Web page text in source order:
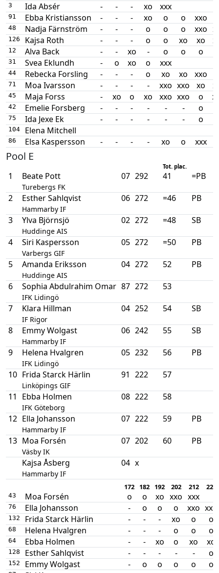
3 Ida Absér - - - xo xxx
91 Ebba Kristiansson - - - xo o o xxo
48 Nadja Färnström - - - o o o xxo
126 Kajsa Roth - - - o o xo xo
12 Alva Back - - xo - o o o
31 Svea Eklundh - o xo o xxx
44 Rebecka Forsling - - - o xo xo xxo
71 Moa Ivarsson - - - - xxo xxo xo
45 Maja Forss - xo o xo xxo xxo o
42 Emelie Forsberg - - - - - - o
75 Ida Jexe Ek - - - - - - o
104 Elena Mitchell
86 Elsa Kaspersson - - - - xo o xxx
Pool E
Tot. plac.
1 Beate Pott
Turebergs FK
07 292 41 =PB
2 Esther Sahlqvist
Hammarby IF
06 272 =46 PB
3 Ylva Björnsjö
Huddinge AIS
02 272 =48 SB
4 Siri Kaspersson
Varbergs GIF
05 272 =50 PB
5 Amanda Eriksson
Huddinge AIS
04 272 52 PB
6 Sophia Abdulrahim Omar
IFK Lidingö
87 272 53
7 Klara Hillman
IF Rigor
04 252 54 SB
8 Emmy Wolgast
Hammarby IF
06 242 55 SB
9 Helena Hvalgren
IFK Lidingö
05 232 56 PB
10 Frida Starck Härlin
Linköpings GIF
91 222 57
11 Ebba Holmen
IFK Göteborg
08 222 58
12 Ella Johansson
Hammarby IF
07 222 59 PB
13 Moa Forsén
Väsby IK
07 202 60 PB
Kajsa Åsberg
Hammarby IF
04 x
172 182 192 202 212 222
43 Moa Forsén o o xo xxo xxx
76 Ella Johansson - o o o xxo xxo
132 Frida Starck Härlin - - - xo o o
68 Helena Hvalgren - - - o o o
64 Ebba Holmen - - xo o xo xo
128 Esther Sahlqvist - - - - - o
152 Emmy Wolgast - o o o o o